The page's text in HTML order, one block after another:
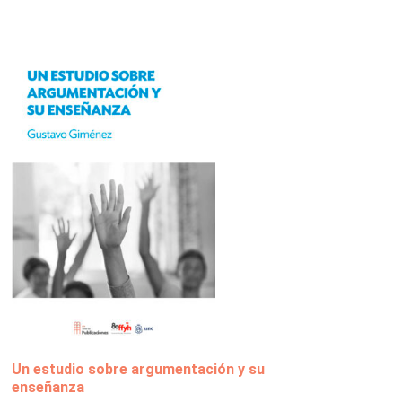
Un estudio sobre argumentación y su
enseñanza